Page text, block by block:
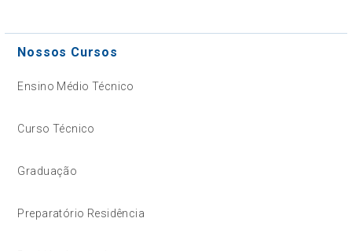
Nossos Cursos
Ensino Médio Técnico
Curso Técnico
Graduação
Preparatório Residência